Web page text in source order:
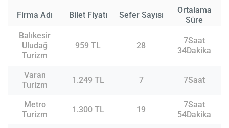
Firma Adı Bilet Fiyatı Sefer Sayısı
Ortalama
Süre
Balıkesir
Uludağ
Turizm
959 TL 28
7Saat
34Dakika
Varan
Turizm
1.249 TL 7 7Saat
Metro
Turizm
1.300 TL 19
7Saat
54Dakika